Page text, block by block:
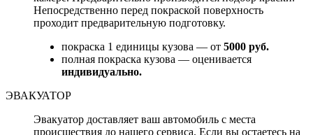
Непосредственно перед покраской поверхность
проходит предварительную подготовку.
покраска 1 единицы кузова — от 5000 руб.
полная покраска кузова — оценивается
индивидуально.
ЭВАКУАТОР
Эвакуатор доставляет ваш автомобиль с места
происшествия до нашего сервиса. Если вы остаетесь на